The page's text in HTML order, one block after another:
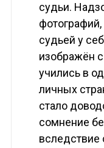
судьи.
судьей у
изображён
учились в
личных
стало
сомнение
вследствие